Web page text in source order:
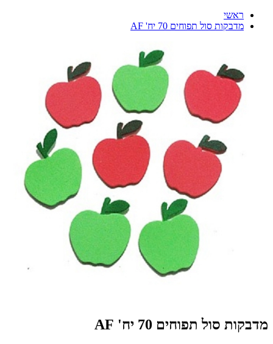
ראשי
מדבקות סול תפוחים 70 יח' AF
מדבקות סול תפוחים 70 יח' AF